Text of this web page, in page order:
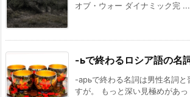
オブ・ウォー ダイナミック完 ...
-ьで終わるロシア語の名
-арьで終わる名詞は男性名詞と
すが。 もっと深い見極めがあ